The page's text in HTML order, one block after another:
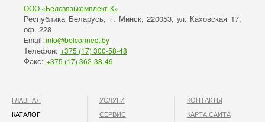
ООО «Белсвязькомплект-К»
Республика Беларусь, г. Минск, 220053, ул. Каховская 17,
оф. 228
Email:info@belconnect.by
Телефон: +375 (17) 300-58-48
Факс: +375 (17) 362-38-49
ГЛАВНАЯ
КАТАЛОГ
УСЛУГИ
СЕРВИС
КОНТАКТЫ
КАРТА САЙТА